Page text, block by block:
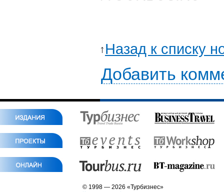
Назад к списку
Добавить
© 1998 — 2026 «Турбизнес»